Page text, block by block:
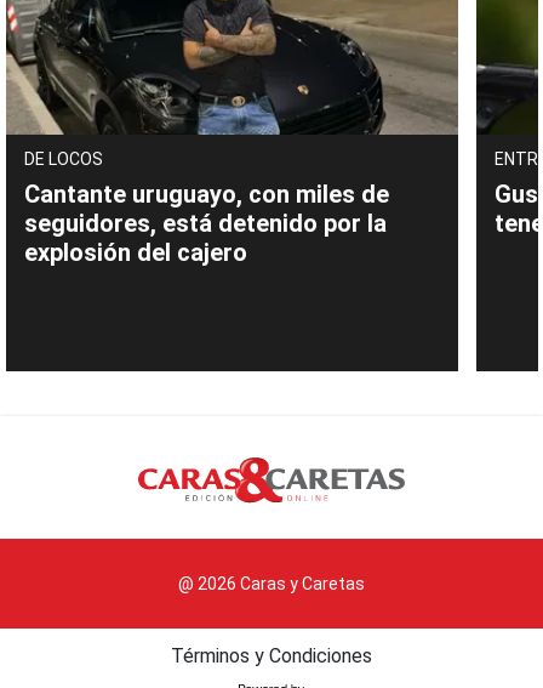
DE LOCOS
Cantante uruguayo, con miles de
seguidores, está detenido por la
explosión del cajero
@ 2026 Caras y Caretas
Términos y Condiciones